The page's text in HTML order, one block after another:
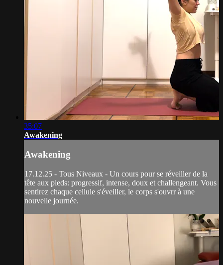
35:07
Awakening
Awakening
17.12.25 - Tous Niveaux - Un cours pour se réveiller de la
tête aux pieds: progressif, intense, doux et challengeant. Vous
sentirez chaque cellule s'éveiller, le corps s'ouvrr à une
nouvelle journée.